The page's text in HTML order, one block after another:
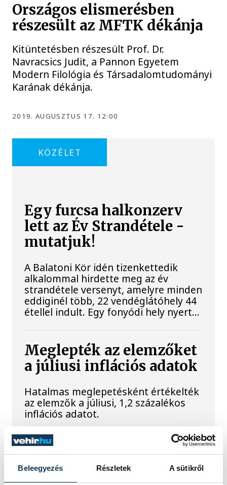
Beleegyezés Részletek A sütikről
Országos elismerésben
részesült az MFTK dékánja
Kitüntetésben részesült Prof. Dr.
Navracsics Judit, a Pannon Egyetem
Modern Filológia és Társadalomtudományi
Karának dékánja.
2019. AUGUSZTUS 17. 12:00
KÖZÉLET
Egy furcsa halkonzerv
lett az Év Strandétele -
mutatjuk!
A Balatoni Kör idén tizenkettedik
alkalommal hirdette meg az év
strandétele versenyt, amelyre minden
eddiginél több, 22 vendéglátóhely 44
étellel indult. Egy fonyódi hely nyert...
Meglepték az elemzőket
a júliusi inflációs adatok
Hatalmas meglepetésként értékelték
az elemzők a júliusi, 1,2 százalékos
inflációs adatot.
Sorra kerülnek elő
világháborús leletek az